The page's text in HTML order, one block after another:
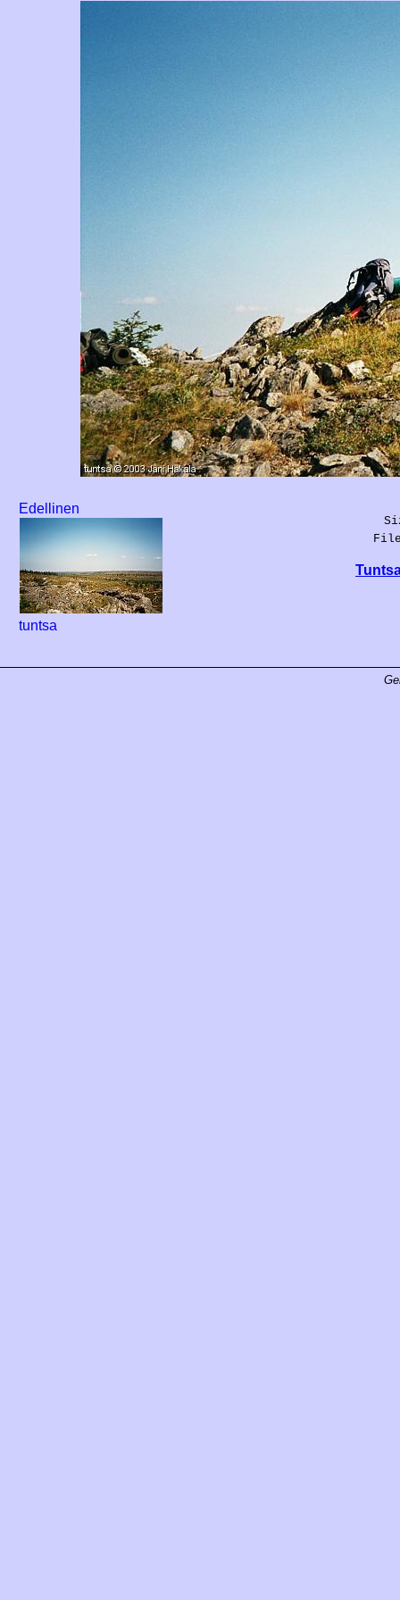
Edellinen
tuntsa